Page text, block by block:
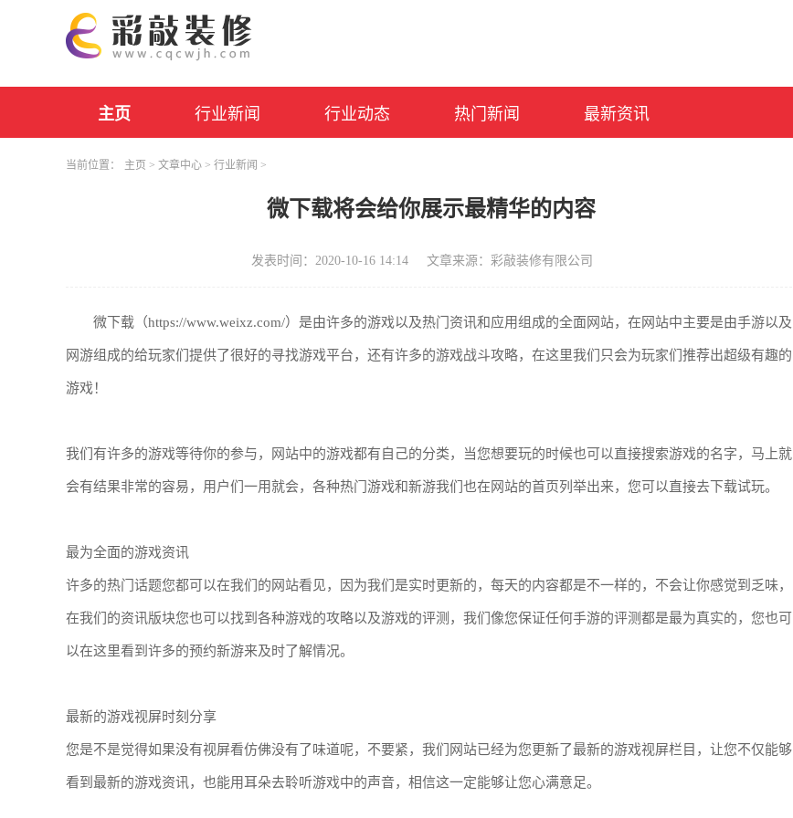
主页 行业新闻 行业动态 热门新闻 最新资讯
当前位置： 主页 > 文章中心 > 行业新闻 >
微下载将会给你展示最精华的内容
发表时间：2020-10-16 14:14 文章来源：彩敲装修有限公司
微下载（https://www.weixz.com/）是由许多的游戏以及热门资讯和应用组成的全面网站，在网站中主要是由手游以及
网游组成的给玩家们提供了很好的寻找游戏平台，还有许多的游戏战斗攻略，在这里我们只会为玩家们推荐出超级有趣的
游戏！
我们有许多的游戏等待你的参与，网站中的游戏都有自己的分类，当您想要玩的时候也可以直接搜索游戏的名字，马上就
会有结果非常的容易，用户们一用就会，各种热门游戏和新游我们也在网站的首页列举出来，您可以直接去下载试玩。
最为全面的游戏资讯
许多的热门话题您都可以在我们的网站看见，因为我们是实时更新的，每天的内容都是不一样的，不会让你感觉到乏味，
在我们的资讯版块您也可以找到各种游戏的攻略以及游戏的评测，我们像您保证任何手游的评测都是最为真实的，您也可
以在这里看到许多的预约新游来及时了解情况。
最新的游戏视屏时刻分享
您是不是觉得如果没有视屏看仿佛没有了味道呢，不要紧，我们网站已经为您更新了最新的游戏视屏栏目，让您不仅能够
看到最新的游戏资讯，也能用耳朵去聆听游戏中的声音，相信这一定能够让您心满意足。